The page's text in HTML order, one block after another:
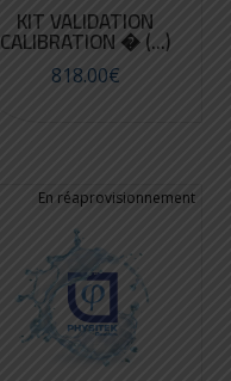
KIT VALIDATION
CALIBRATION � (...)
818.00€